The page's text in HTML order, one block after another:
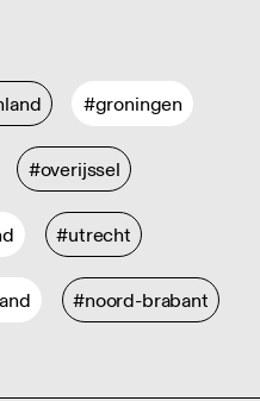
#groningen
#overijssel
#utrecht
#noord-brabant